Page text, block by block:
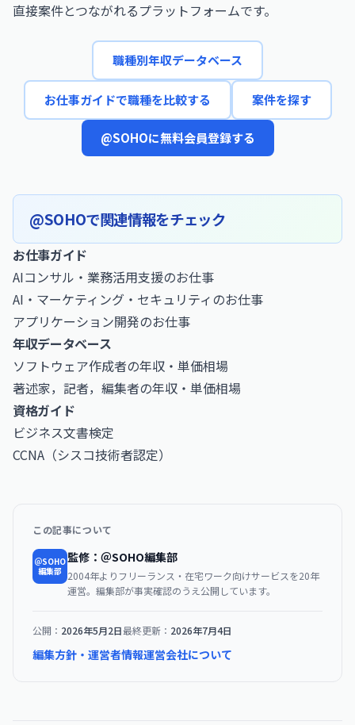
直接案件とつながれるプラットフォームです。
職種別年収データベース
お仕事ガイドで職種を比較する 案件を探す
@SOHOに無料会員登録する
@SOHOで関連情報をチェック
お仕事ガイド
AIコンサル・業務活用支援のお仕事
AI・マーケティング・セキュリティのお仕事
アプリケーション開発のお仕事
年収データベース
ソフトウェア作成者の年収・単価相場
著述家，記者，編集者の年収・単価相場
資格ガイド
ビジネス文書検定
CCNA（シスコ技術者認定）
この記事について
＠SOHO
編集部
監修：＠SOHO編集部
2004年よりフリーランス・在宅ワーク向けサービスを20年
運営。編集部が事実確認のうえ公開しています。
公開： 2026年5月2日最終更新： 2026年7月4日
編集方針・運営者情報運営会社について